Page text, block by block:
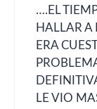
….EL
HALLAR
ERA
LE VIO